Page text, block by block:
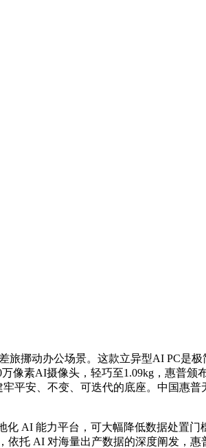
挪动办公场景。这款立异型AI PC是
像素AI摄像头，轻巧至1.09kg，惠普
平安、不变、可迭代的底座。中国惠
能力平台，可大幅降低数据处置门
托 AI 对海量出产数据的深度阐发，